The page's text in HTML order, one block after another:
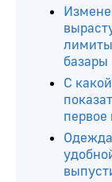
базары
С
первое